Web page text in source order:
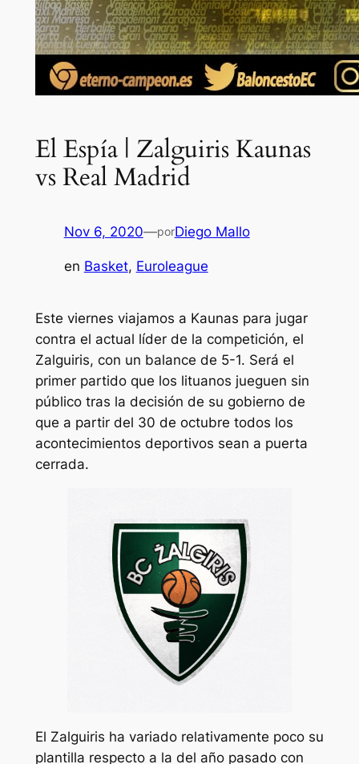
El Espía | Zalguiris Kaunas
vs Real Madrid
Nov 6, 2020—porDiego Mallo
en Basket, Euroleague
Este viernes viajamos a Kaunas para jugar
contra el actual líder de la competición, el
Zalguiris, con un balance de 5-1. Será el
primer partido que los lituanos jueguen sin
público tras la decisión de su gobierno de
que a partir del 30 de octubre todos los
acontecimientos deportivos sean a puerta
cerrada.
El Zalguiris ha variado relativamente poco su
plantilla respecto a la del año pasado con